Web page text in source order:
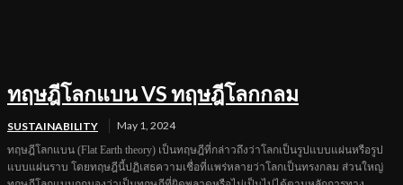
ทฤษฎีโลกแบน VS ทฤษฎีโลกกลม
SUSTAINABILITY May 1, 2024
ทฤษฎีโลกแบน (Flat Earth theory) เป็นทฤษฎีที่กล่าวถึงว่าโลกเป็นรูปแบบแผ่นหรือรูป
แบบแผ่นราบ โดยทฤษฎีนี้ปฏิเสธความเชื่อที่แพร่หลายว่าโลกเป็นทรงกลม ส่วนใหญ่